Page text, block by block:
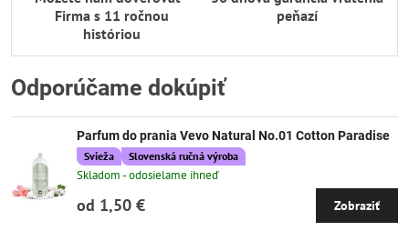
Firma s 11 ročnou
históriou
peňazí
Odporúčame dokúpiť
Parfum do prania Vevo Natural No.01 Cotton Paradise
Svieža Slovenská ručná výroba
Skladom - odosielame ihneď
od 1,50 € Zobraziť